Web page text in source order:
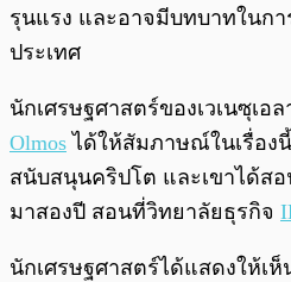
รุนแรง และอาจมีบทบาทในก
ประเทศ
นักเศรษฐศาสตร์ของเวเนซุเอ
Olmos ได้ให้สัมภาษณ์ในเรื่อง
สนับสนุนคริปโต และเขาได้ส
มาสองปี สอนที่วิทยาลัยธุรกิจ
นักเศรษฐศาสตร์ได้แสดงให้เ